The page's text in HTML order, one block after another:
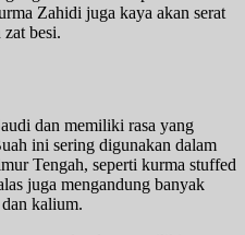
Zahidi juga kaya akan serat
besi.
dan memiliki rasa yang
ini sering digunakan dalam
Tengah, seperti kurma stuffed
juga mengandung banyak
kalium.